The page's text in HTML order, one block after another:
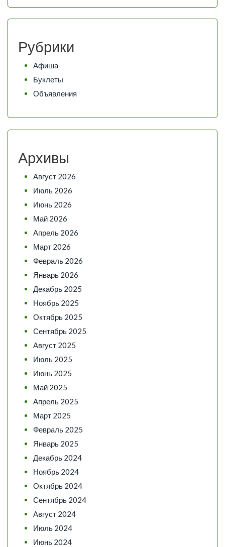
Рубрики
Афиша
Буклеты
Объявления
Архивы
Август 2026
Июль 2026
Июнь 2026
Май 2026
Апрель 2026
Март 2026
Февраль 2026
Январь 2026
Декабрь 2025
Ноябрь 2025
Октябрь 2025
Сентябрь 2025
Август 2025
Июль 2025
Июнь 2025
Май 2025
Апрель 2025
Март 2025
Февраль 2025
Январь 2025
Декабрь 2024
Ноябрь 2024
Октябрь 2024
Сентябрь 2024
Август 2024
Июль 2024
Июнь 2024